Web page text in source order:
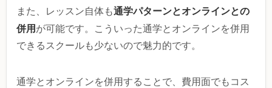
また、レッスン自体も通学パターンとオンラインとの
併用が可能です。こういった通学とオンラインを併用
できるスクールも少ないので魅力的です。
通学とオンラインを併用することで、費用面でもコス